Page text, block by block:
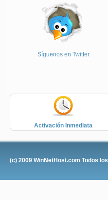
Síguenos en Twitter
Activación Inmediata
(c) 2009 WinNetHost.com Todos